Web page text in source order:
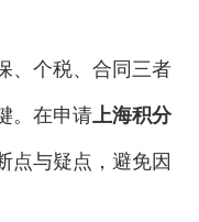
个税、合同三者
。在申请上海积分
点与疑点，避免因